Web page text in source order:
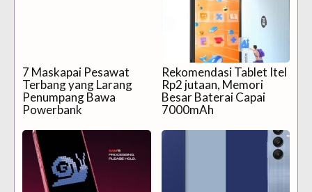
7 Maskapai Pesawat
Terbang yang Larang
Penumpang Bawa
Powerbank
Rekomendasi Tablet Itel
Rp2 jutaan, Memori
Besar Baterai Capai
7000mAh